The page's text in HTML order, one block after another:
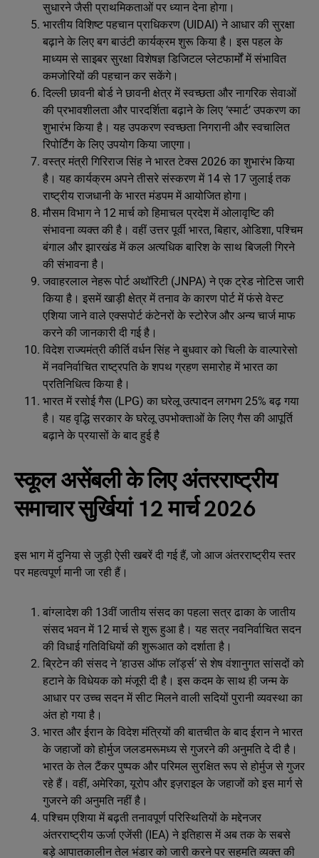
सुधारने जैसी प्राथमिकताओं पर ध्यान देना होगा।
भारतीय विशिष्ट पहचान प्राधिकरण (UIDAI) ने आधार की सुरक्षा
बढ़ाने के लिए बग बाउंटी कार्यक्रम शुरू किया है। इस पहल के
माध्यम से साइबर सुरक्षा विशेषज्ञ डिजिटल प्लेटफार्मों में संभावित
कमजोरियों की पहचान कर सकेंगे।
दिल्ली छावनी बोर्ड ने छावनी क्षेत्र में स्वच्छता और नागरिक सेवाओं
की प्रभावशीलता और पारदर्शिता बढ़ाने के लिए ‘स्मार्ट’ उपकरण का
शुभारंभ किया है। यह उपकरण स्वच्छता निगरानी और स्वचालित
रिपोर्टिंग के लिए उपयोग किया जाएगा।
वस्त्र मंत्री गिरिराज सिंह ने भारत टेक्स 2026 का शुभारंभ किया
है। यह कार्यक्रम अपने तीसरे संस्करण में 14 से 17 जुलाई तक
राष्ट्रीय राजधानी के भारत मंडपम में आयोजित होगा।
मौसम विभाग ने 12 मार्च को हिमाचल प्रदेश में ओलावृष्टि की
संभावना व्‍यक्‍त की है। वहीं उत्तर पूर्वी भारत, बिहार, ओडिशा, पश्चिम
बंगाल और झारखंड में कल अत्‍यधिक बारिश के साथ बिजली गिरने
की संभावना है।
जवाहरलाल नेहरू पोर्ट अथॉरिटी (JNPA) ने एक ट्रेड नोटिस जारी
किया है। इसमें खाड़ी क्षेत्र में तनाव के कारण पोर्ट में फंसे वेस्ट
एशिया जाने वाले एक्सपोर्ट कंटेनरों के स्टोरेज और अन्य चार्ज माफ
करने की जानकारी दी गई है।
विदेश राज्यमंत्री कीर्ति वर्धन सिंह ने बुधवार को चिली के वाल्पारेसो
में नवनिर्वाचित राष्ट्रपति के शपथ ग्रहण समारोह में भारत का
प्रतिनिधित्व किया है।
भारत में रसोई गैस (LPG) का घरेलू उत्पादन लगभग 25% बढ़ गया
है। यह वृद्धि सरकार के घरेलू उपभोक्ताओं के लिए गैस की आपूर्ति
बढ़ाने के प्रयासों के बाद हुई है
स्कूल असेंबली के लिए अंतरराष्ट्रीय
समाचार सुर्खियां 12 मार्च 2026
इस भाग में दुनिया से जुड़ी ऐसी खबरें दी गई हैं, जो आज अंतरराष्ट्रीय स्तर
पर महत्वपूर्ण मानी जा रही हैं।
बांग्लादेश की 13वीं जातीय संसद का पहला सत्र ढाका के जातीय
संसद भवन में 12 मार्च से शुरू हुआ है। यह सत्र नवनिर्वाचित सदन
की विधाई गतिविधियों की शुरूआत को दर्शाता है।
ब्रिटेन की संसद ने ‘हाउस ऑफ लॉर्ड्स’ से शेष वंशानुगत सांसदों को
हटाने के विधेयक को मंजूरी दी है। इस कदम के साथ ही जन्म के
आधार पर उच्च सदन में सीट मिलने वाली सदियों पुरानी व्यवस्था का
अंत हो गया है।
भारत और ईरान के विदेश मंत्रियों की बातचीत के बाद ईरान ने भारत
के जहाजों को होर्मुज जलडमरूमध्य से गुजरने की अनुमति दे दी है।
भारत के तेल टैंकर पुष्पक और परिमल सुरक्षित रूप से होर्मुज से गुजर
रहे हैं। वहीं, अमेरिका, यूरोप और इज़राइल के जहाजों को इस मार्ग से
गुजरने की अनुमति नहीं है।
पश्चिम एशिया में बढ़ती तनावपूर्ण परिस्थितियों के मद्देनजर
अंतरराष्ट्रीय ऊर्जा एजेंसी (IEA) ने इतिहास में अब तक के सबसे
बड़े आपातकालीन तेल भंडार को जारी करने पर सहमति व्यक्त की